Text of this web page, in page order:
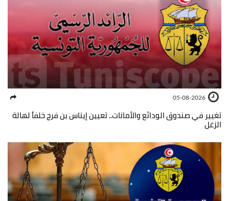
05-08-2026
تغيير في صندوق الودائع والأمانات.. تعيين إيناس بن فرج خلفاً لهالة
الزغل